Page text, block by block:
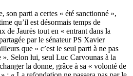
son parti a certes « été sanctionné »,
qu’il est désormais temps de
de Jaurès tout en « entrant dans la
par le sénateur PS Xavier
que « c’est le seul parti à ne pas
Selon lui, seul Luc Carvounas à la
la donne, grâce à sa « volonté de